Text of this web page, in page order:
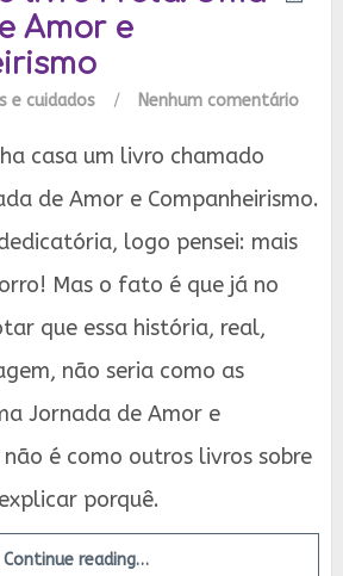
Amor e
e cuidados / Nenhum comentário
casa um livro chamado
de Amor e Companheirismo.
logo pensei: mais
Mas o fato é que já no
que essa história, real,
não seria como as
Jornada de Amor e
não é como outros livros sobre
porquê.
Continue reading…